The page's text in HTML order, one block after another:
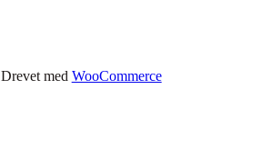
Drevet med WooCommerce